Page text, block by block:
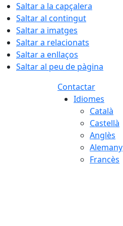
Saltar a la capçalera
Saltar al contingut
Saltar a imatges
Saltar a relacionats
Saltar a enllaços
Saltar al peu de pàgina
Contactar
Idiomes
Català
Castellà
Anglès
Alemany
Francès